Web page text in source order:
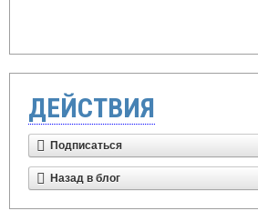
ДЕЙСТВИЯ
Подписаться
Назад в блог